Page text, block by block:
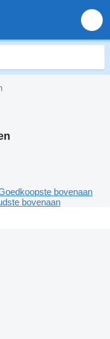
bovenaan
bovenaan